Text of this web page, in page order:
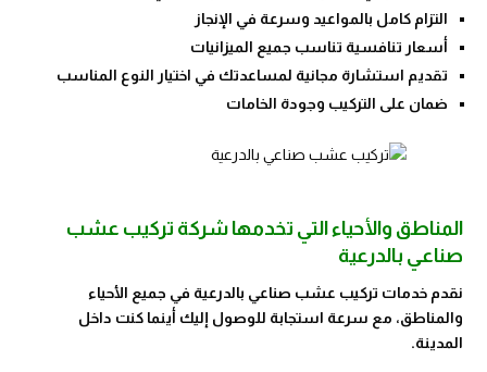
التزام كامل بالمواعيد وسرعة في الإنجاز
أسعار تنافسية تناسب جميع الميزانيات
تقديم استشارة مجانية لمساعدتك في اختيار النوع المناسب
ضمان على التركيب وجودة الخامات
المناطق والأحياء التي تخدمها شركة تركيب عشب
صناعي بالدرعية
نقدم خدمات تركيب عشب صناعي بالدرعية في جميع الأحياء
والمناطق، مع سرعة استجابة للوصول إليك أينما كنت داخل
المدينة.